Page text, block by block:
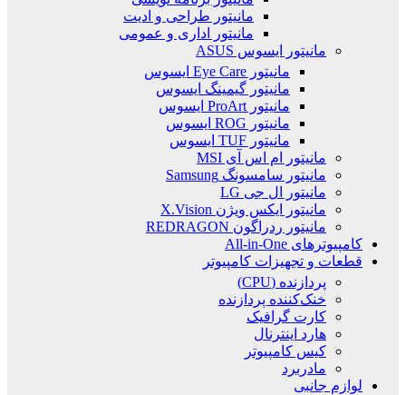
مانیتور طراحی و ادیت
مانیتور اداری و عمومی
مانیتور ایسوس ASUS
مانیتور Eye Care ایسوس
مانیتور گیمینگ ایسوس
مانیتور ProArt ایسوس
مانیتور ROG ایسوس
مانیتور TUF ایسوس
مانیتور ام اس آی MSI
مانیتور سامسونگ Samsung
مانیتور ال جی LG
مانیتور ایکس ویژن X.Vision
مانیتور ردراگون REDRAGON
کامپیوترهای All-in-One
قطعات و تجهیزات کامپیوتر
پردازنده (CPU)
خنک‌کننده پردازنده
کارت گرافیک
هارد اینترنال
کیس کامپیوتر
مادربرد
لوازم جانبی